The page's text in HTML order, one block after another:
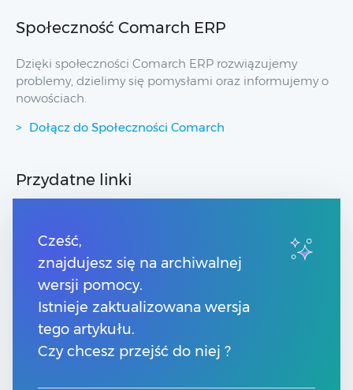
Społeczność Comarch ERP
Dzięki społeczności Comarch ERP rozwiązujemy
problemy, dzielimy się pomysłami oraz informujemy o
nowościach.
Dołącz do Społeczności Comarch
Przydatne linki
Strony dla Partnerów
Pomoc Comarch Betterfly
Pomoc Comarch e-Sklep
Pomoc Comarch HRM
Pomoc Optima w chmurze
Kontakt
Znajdź Partnera Comarch
Cześć,
znajdujesz się na archiwalnej
wersji pomocy.
Istnieje zaktualizowana wersja
tego artykułu.
Czy chcesz przejść do niej ?